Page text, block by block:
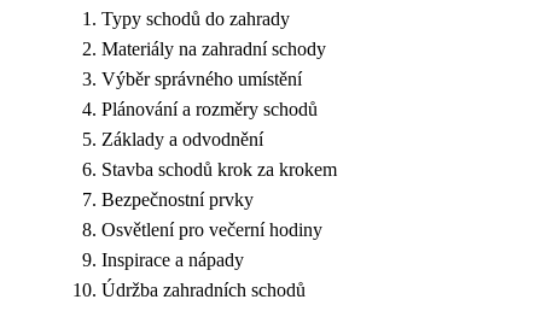
Typy schodů do zahrady
Materiály na zahradní schody
Výběr správného umístění
Plánování a rozměry schodů
Základy a odvodnění
Stavba schodů krok za krokem
Bezpečnostní prvky
Osvětlení pro večerní hodiny
Inspirace a nápady
Údržba zahradních schodů